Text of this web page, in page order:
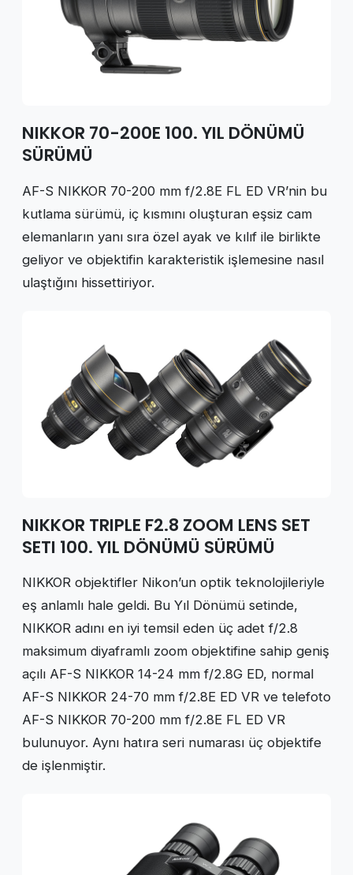
NIKKOR 70-200E 100. YIL DÖNÜMÜ
SÜRÜMÜ
AF-S NIKKOR 70-200 mm f/2.8E FL ED VR’nin bu
kutlama sürümü, iç kısmını oluşturan eşsiz cam
elemanların yanı sıra özel ayak ve kılıf ile birlikte
geliyor ve objektifin karakteristik işlemesine nasıl
ulaştığını hissettiriyor.
NIKKOR TRIPLE F2.8 ZOOM LENS SET
SETI 100. YIL DÖNÜMÜ SÜRÜMÜ
NIKKOR objektifler Nikon’un optik teknolojileriyle
eş anlamlı hale geldi. Bu Yıl Dönümü setinde,
NIKKOR adını en iyi temsil eden üç adet f/2.8
maksimum diyaframlı zoom objektifine sahip geniş
açılı AF-S NIKKOR 14-24 mm f/2.8G ED, normal
AF-S NIKKOR 24-70 mm f/2.8E ED VR ve telefoto
AF-S NIKKOR 70-200 mm f/2.8E FL ED VR
bulunuyor. Aynı hatıra seri numarası üç objektife
de işlenmiştir.